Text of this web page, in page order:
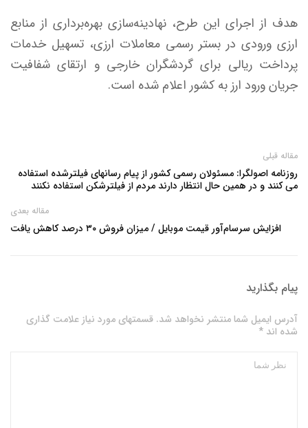
هدف از اجرای این طرح، نهادینه‌سازی بهره‌برداری از منابع
ارزی ورودی در بستر رسمی معاملات ارزی، تسهیل خدمات
پرداخت ریالی برای گردشگران خارجی و ارتقای شفافیت
جریان ورود ارز به کشور اعلام شده است.
مقاله قبلی
روزنامه اصولگرا: مسئولان رسمی کشور از پیام رسانهای فیلترشده استفاده
می کنند و در همین حال انتظار دارند مردم از فیلترشکن استفاده نکنند
مقاله بعدی
افزایش سرسام‌آور قیمت موبایل / میزان فروش ۳۰ درصد کاهش یافت
پیام بگذارید
آدرس ایمیل شما منتشر نخواهد شد. قسمتهای مورد نیاز علامت گذاری
شده اند *